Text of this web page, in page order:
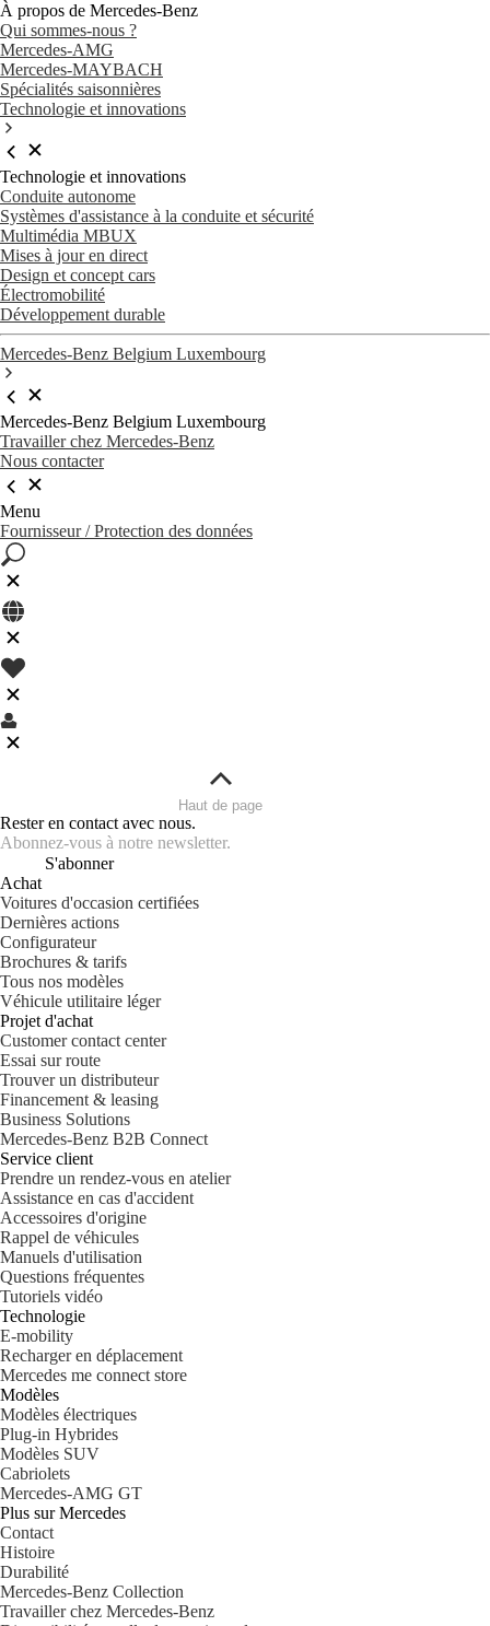
À propos de Mercedes-Benz
Qui sommes-nous ?
Mercedes-AMG
Mercedes-MAYBACH
Spécialités saisonnières
Technologie et innovations
Technologie et innovations
Conduite autonome
Systèmes d'assistance à la conduite et sécurité
Multimédia MBUX
Mises à jour en direct
Design et concept cars
Électromobilité
Développement durable
Mercedes-Benz Belgium Luxembourg
Mercedes-Benz Belgium Luxembourg
Travailler chez Mercedes-Benz
Nous contacter
Menu
Fournisseur / Protection des données
Haut de page
Rester en contact avec nous.
Abonnez-vous à notre newsletter.
S'abonner
Achat
Voitures d'occasion certifiées
Dernières actions
Configurateur
Brochures & tarifs
Tous nos modèles
Véhicule utilitaire léger
Projet d'achat
Customer contact center
Essai sur route
Trouver un distributeur
Financement & leasing
Business Solutions
Mercedes-Benz B2B Connect
Service client
Prendre un rendez-vous en atelier
Assistance en cas d'accident
Accessoires d'origine
Rappel de véhicules
Manuels d'utilisation
Questions fréquentes
Tutoriels vidéo
Technologie
E-mobility
Recharger en déplacement
Mercedes me connect store
Modèles
Modèles électriques
Plug-in Hybrides
Modèles SUV
Cabriolets
Mercedes-AMG GT
Plus sur Mercedes
Contact
Histoire
Durabilité
Mercedes-Benz Collection
Travailler chez Mercedes-Benz